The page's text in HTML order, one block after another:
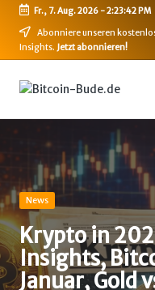
Skip
Fr., 7. Aug. 2026-2:23:43 PM
Abonniere unseren
Insights. Jetzt abonnieren!
B
i
c
o
i
n
Bitcoin,
mehr
Posted
News
Krypto in
Insights,
Januar, Gold